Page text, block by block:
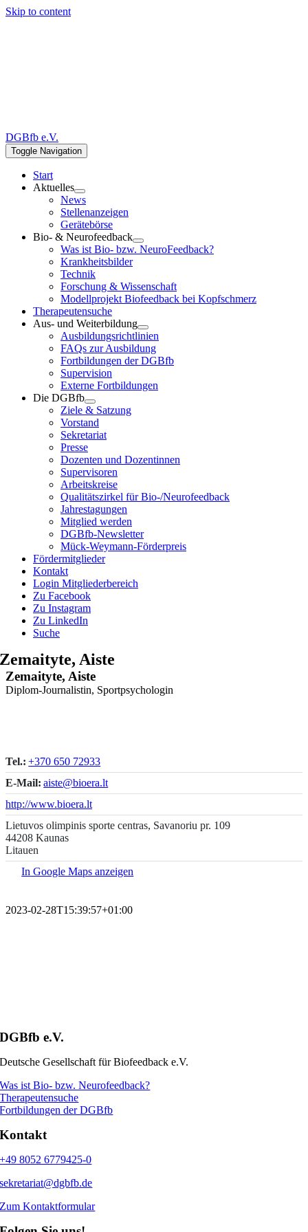
Skip to content
DGBfb e.V.
Toggle Navigation
Start
Aktuelles
News
Stellenanzeigen
Gerätebörse
Bio- & Neurofeedback
Was ist Bio- bzw. NeuroFeedback?
Krankheitsbilder
Technik
Forschung & Wissenschaft
Modellprojekt Biofeedback bei Kopfschmerz
Therapeutensuche
Aus- und Weiterbildung
Ausbildungsrichtlinien
FAQs zur Ausbildung
Fortbildungen der DGBfb
Supervision
Externe Fortbildungen
Die DGBfb
Ziele & Satzung
Vorstand
Sekretariat
Presse
Dozenten und Dozentinnen
Supervisoren
Arbeitskreise
Qualitätszirkel für Bio-/Neurofeedback
Jahrestagungen
Mitglied werden
DGBfb-Newsletter
Mück-Weymann-Förderpreis
Fördermitglieder
Kontakt
Login Mitgliederbereich
Zu Facebook
Zu Instagram
Zu LinkedIn
Suche
Zemaityte, Aiste
Zemaityte, Aiste
Diplom-Journalistin, Sportpsychologin
Tel.: +370 650 72933
E-Mail: aiste@bioera.lt
http://www.bioera.lt
Lietuvos olimpinis sporte centras, Savanoriu pr. 109
44208 Kaunas
Litauen
In Google Maps anzeigen
2023-02-28T15:39:57+01:00
DGBfb e.V.
Deutsche Gesellschaft für Biofeedback e.V.
Was ist Bio- bzw. Neurofeedback?
Therapeutensuche
Fortbildungen der DGBfb
Kontakt
+49 8052 6779425-0
sekretariat@dgbfb.de
Zum Kontaktformular